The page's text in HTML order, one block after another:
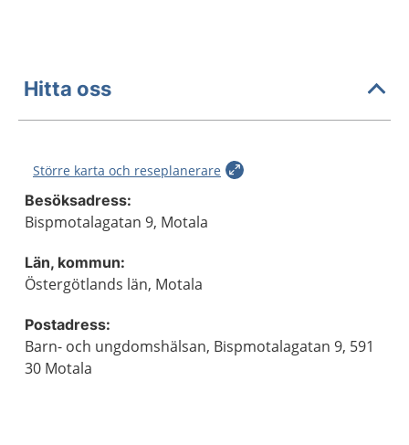
Hitta oss
Större karta och reseplanerare
Besöksadress:
Bispmotalagatan 9, Motala
Län, kommun:
Östergötlands län, Motala
Postadress:
Barn- och ungdomshälsan, Bispmotalagatan 9, 591
30 Motala